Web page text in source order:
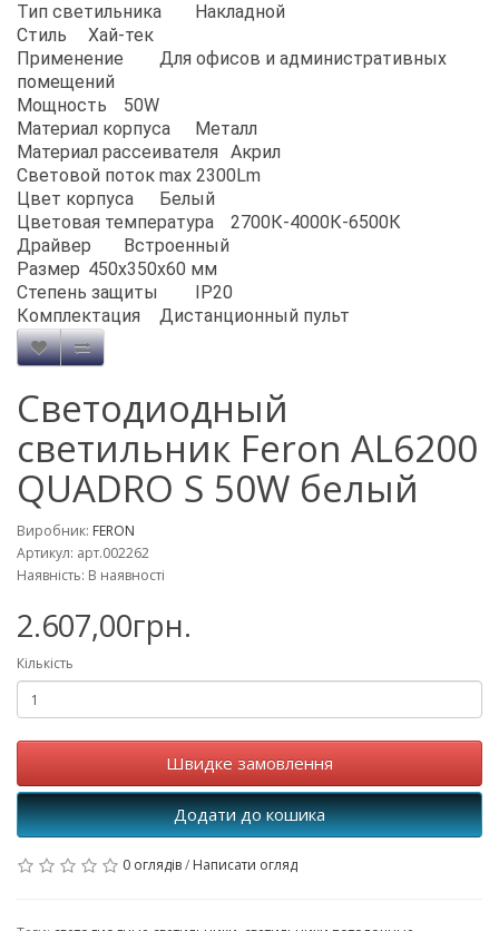
Тип светильника
Накладной
Стиль
Хай-тек
Применение
Для офисов и административных
помещений
Мощность
50W
Материал корпуса
Металл
Материал рассеивателя
Акрил
Световой поток max 2300Lm
Цвет корпуса
Белый
Цветовая температура
2700К-4000К-6500К
Драйвер
Встроенный
Размер 450х350х60 мм
Степень защиты
IP20
Комплектация
Дистанционный пульт
Светодиодный
светильник Feron AL6200
QUADRO S 50W белый
Виробник: FERON
Артикул: арт.002262
Наявність: В наявності
2.607,00грн.
Кількість
Швидке замовлення
Додати до кошика
0 оглядів/ Написати огляд